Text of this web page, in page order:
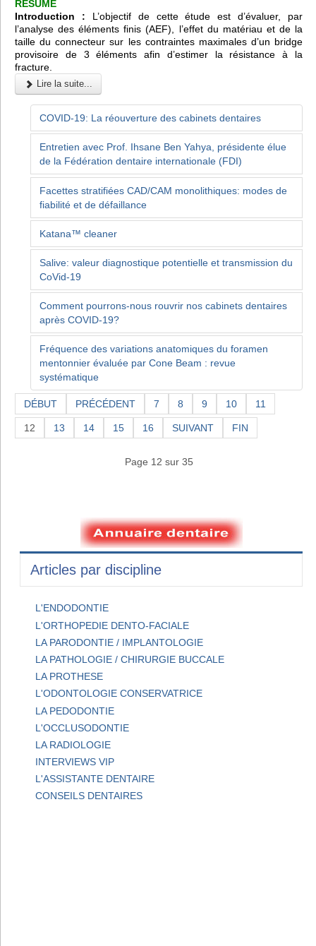
RÉSUMÉ
Introduction : L’objectif de cette étude est d’évaluer, par
l’analyse des éléments finis (AEF), l’effet du matériau et de la
taille du connecteur sur les contraintes maximales d’un bridge
provisoire de 3 éléments afin d’estimer la résistance à la
fracture.
Lire la suite...
COVID-19: La réouverture des cabinets dentaires
Entretien avec Prof. Ihsane Ben Yahya, présidente élue
de la Fédération dentaire internationale (FDI)
Facettes stratifiées CAD/CAM monolithiques: modes de
fiabilité et de défaillance
Katana™ cleaner
Salive: valeur diagnostique potentielle et transmission du
CoVid-19
Comment pourrons-nous rouvrir nos cabinets dentaires
après COVID-19?
Fréquence des variations anatomiques du foramen
mentonnier évaluée par Cone Beam : revue
systématique
DÉBUT PRÉCÉDENT 7 8 9 10 11
12 13 14 15 16 SUIVANT FIN
Page 12 sur 35
Articles par discipline
L'ENDODONTIE
L'ORTHOPEDIE DENTO-FACIALE
LA PARODONTIE / IMPLANTOLOGIE
LA PATHOLOGIE / CHIRURGIE BUCCALE
LA PROTHESE
L'ODONTOLOGIE CONSERVATRICE
LA PEDODONTIE
L'OCCLUSODONTIE
LA RADIOLOGIE
INTERVIEWS VIP
L'ASSISTANTE DENTAIRE
CONSEILS DENTAIRES